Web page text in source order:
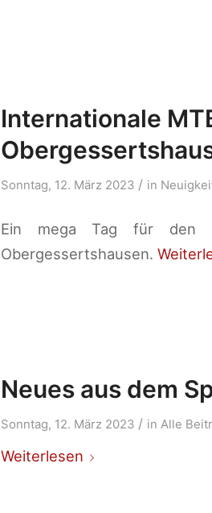
Internationale
Sonntag, 12. März 2023 / in
Ein mega Tag für den
Obergessertshausen.
Neues aus dem
Sonntag, 12. März 2023 / in Alle
Weiterlesen